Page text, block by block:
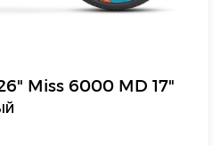
Miss 6000 MD 17"